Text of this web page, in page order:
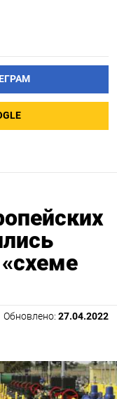
Обновлено: 27.04.2022